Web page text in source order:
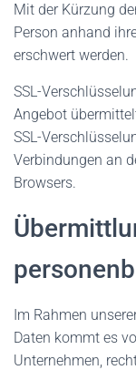
Mit der Kürzung
Person anhand
erschwert werden.
SSL-
Angebot
SSL-
Verbindungen an
Browsers.
Im Rahmen
Daten kommt es
Unternehmen,